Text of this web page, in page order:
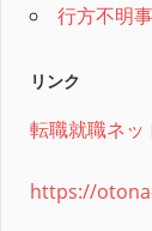
行方不明
リンク
転職就職ネッ
https://